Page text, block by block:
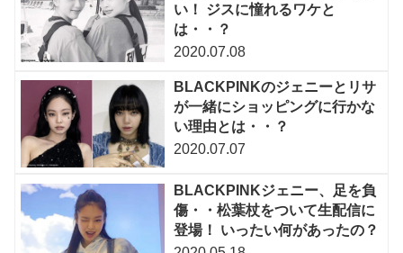
い！ ジスに憧れるワケと
は・・？
2020.07.08
BLACKPINKのジェニーとリサ
が一緒にショッピングに行かな
い理由とは・・？
2020.07.07
BLACKPINKジェニー、足を負
傷・・松葉杖をついて生配信に
登場！ いったい何があったの？